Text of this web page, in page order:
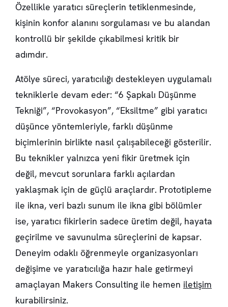
Özellikle yaratıcı süreçlerin tetiklenmesinde,
kişinin konfor alanını sorgulaması ve bu alandan
kontrollü bir şekilde çıkabilmesi kritik bir
adımdır.
Atölye süreci, yaratıcılığı destekleyen uygulamalı
tekniklerle devam eder: “6 Şapkalı Düşünme
Tekniği”, “Provokasyon”, “Eksiltme” gibi yaratıcı
düşünce yöntemleriyle, farklı düşünme
biçimlerinin birlikte nasıl çalışabileceği gösterilir.
Bu teknikler yalnızca yeni fikir üretmek için
değil, mevcut sorunlara farklı açılardan
yaklaşmak için de güçlü araçlardır. Prototipleme
ile ikna, veri bazlı sunum ile ikna gibi bölümler
ise, yaratıcı fikirlerin sadece üretim değil, hayata
geçirilme ve savunulma süreçlerini de kapsar.
Deneyim odaklı öğrenmeyle organizasyonları
değişime ve yaratıcılığa hazır hale getirmeyi
amaçlayan Makers Consulting ile hemen iletişim
kurabilirsiniz.